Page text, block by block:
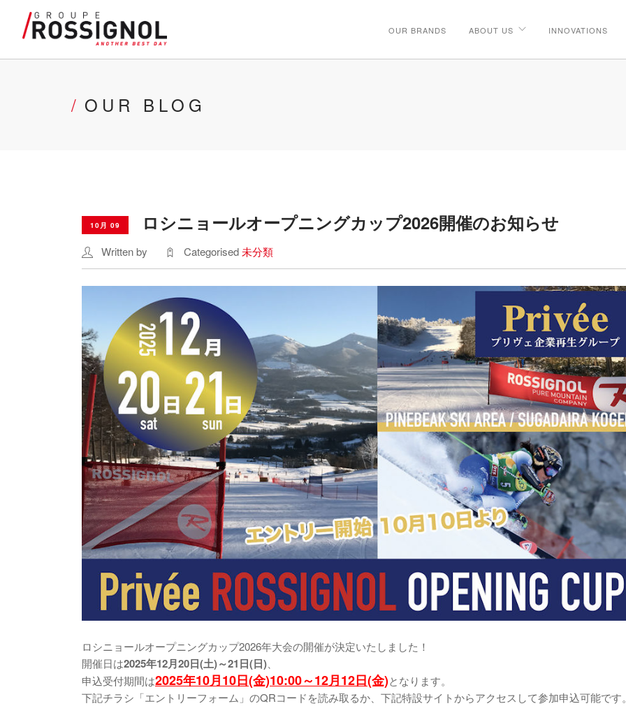
OUR BRANDS ABOUT US INNOVATIONS
OUR BLOG
10月 09 ロシニョールオープニングカップ2026開催のお知らせ
Written by Categorised未分類
ロシニョールオープニングカップ2026年大会の開催が決定いたしました！
開催日は2025年12月20日(土)～21日(日)
申込受付期間は2025年10月10日(金)10:00～12月12日(金)となります。
下記チラシ「エントリーフォーム」のQRコードを読み取るか、下記特設サイトからアクセスして参加申込可能です。